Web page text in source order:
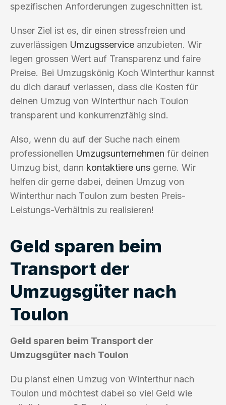
spezifischen Anforderungen zugeschnitten ist.
Unser Ziel ist es, dir einen stressfreien und
zuverlässigen Umzugsservice anzubieten. Wir
legen grossen Wert auf Transparenz und faire
Preise. Bei Umzugskönig Koch Winterthur kannst
du dich darauf verlassen, dass die Kosten für
deinen Umzug von Winterthur nach Toulon
transparent und konkurrenzfähig sind.
Also, wenn du auf der Suche nach einem
professionellen Umzugsunternehmen für deinen
Umzug bist, dann kontaktiere uns gerne. Wir
helfen dir gerne dabei, deinen Umzug von
Winterthur nach Toulon zum besten Preis-
Leistungs-Verhältnis zu realisieren!
Geld sparen beim
Transport der
Umzugsgüter nach
Toulon
Geld sparen beim Transport der
Umzugsgüter nach Toulon
Du planst einen Umzug von Winterthur nach
Toulon und möchtest dabei so viel Geld wie